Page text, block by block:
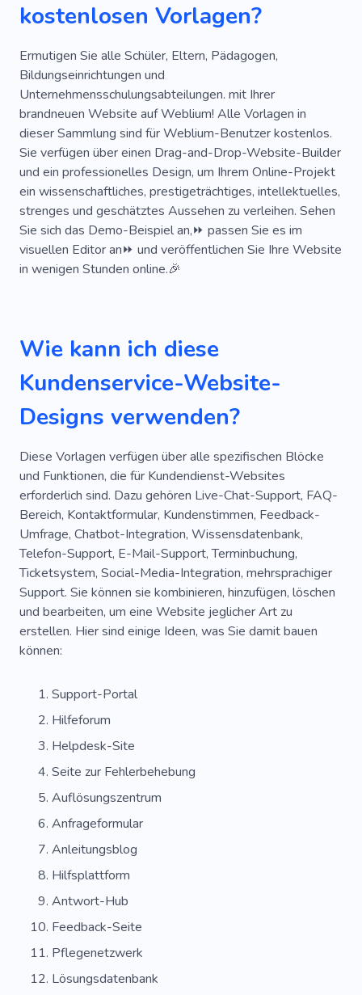
Essen
Komfort
Verpackung
Zustelldienst
Stilvoll
Internetshop
Kaufen
Chemikalien
Versandpersonal
Transport
Transport
Bodyguard-Fahrer
Bewegen
Online-Bestellung
Taxidienst
Streifendienst
kostenlosen Vorlagen?
Ermutigen Sie alle Schüler, Eltern, Pädagogen,
Bildungseinrichtungen und
Unternehmensschulungsabteilungen. mit Ihrer
brandneuen Website auf Weblium! Alle Vorlagen in
dieser Sammlung sind für Weblium-Benutzer kostenlos.
Sie verfügen über einen Drag-and-Drop-Website-Builder
und ein professionelles Design, um Ihrem Online-Projekt
ein wissenschaftliches, prestigeträchtiges, intellektuelles,
strenges und geschätztes Aussehen zu verleihen. Sehen
Sie sich das Demo-Beispiel an,⏩ passen Sie es im
visuellen Editor an⏩ und veröffentlichen Sie Ihre Website
in wenigen Stunden online.🎉
Wie kann ich diese
Kundenservice-Website-
Designs verwenden?
Diese Vorlagen verfügen über alle spezifischen Blöcke
und Funktionen, die für Kundendienst-Websites
erforderlich sind. Dazu gehören Live-Chat-Support, FAQ-
Bereich, Kontaktformular, Kundenstimmen, Feedback-
Umfrage, Chatbot-Integration, Wissensdatenbank,
Telefon-Support, E-Mail-Support, Terminbuchung,
Ticketsystem, Social-Media-Integration, mehrsprachiger
Support. Sie können sie kombinieren, hinzufügen, löschen
und bearbeiten, um eine Website jeglicher Art zu
erstellen. Hier sind einige Ideen, was Sie damit bauen
können:
Support-Portal
Hilfeforum
Helpdesk-Site
Seite zur Fehlerbehebung
Auflösungszentrum
Anfrageformular
Anleitungsblog
Hilfsplattform
Antwort-Hub
Feedback-Seite
Pflegenetzwerk
Lösungsdatenbank